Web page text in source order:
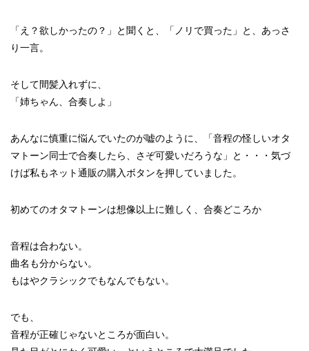
「え？欲しかったの？」と聞くと、「ノリで買った」と、あっさ
り一言。
そして間髪入れずに、
「姉ちゃん、合奏しよ」
あんなに慎重に悩んでいたのが嘘のように、「音程の怪しいオタ
マトーン同士で合奏したら、さぞ可愛いだろうな」と・・・気づ
けば私もネット通販の購入ボタンを押していました。
初めてのオタマトーンは想像以上に難しく、合奏どころか
音程は合わない。
曲名も分からない。
もはやクラシックでもなんでもない。
でも、
音程が正確じゃないところが面白い。